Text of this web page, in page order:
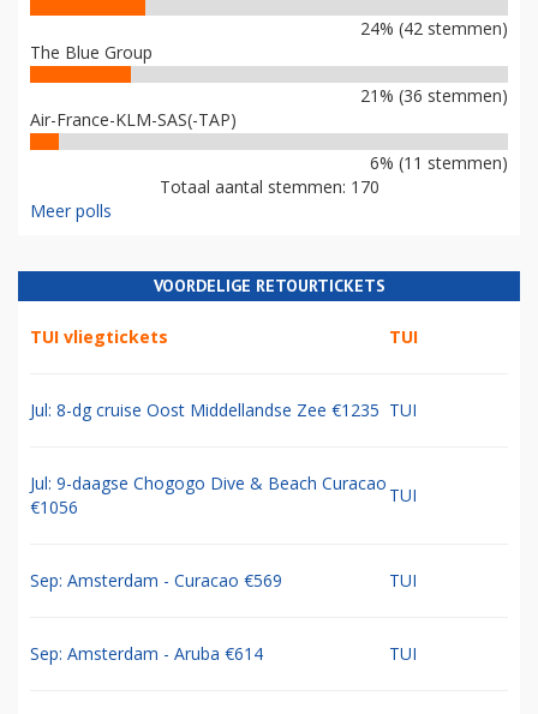
24% (42 stemmen)
The Blue Group
21% (36 stemmen)
Air-France-KLM-SAS(-TAP)
6% (11 stemmen)
Totaal aantal stemmen: 170
Meer polls
VOORDELIGE RETOURTICKETS
TUI vliegtickets TUI
Jul: 8-dg cruise Oost Middellandse Zee €1235 TUI
Jul: 9-daagse Chogogo Dive & Beach Curacao
€1056
TUI
Sep: Amsterdam - Curacao €569 TUI
Sep: Amsterdam - Aruba €614 TUI